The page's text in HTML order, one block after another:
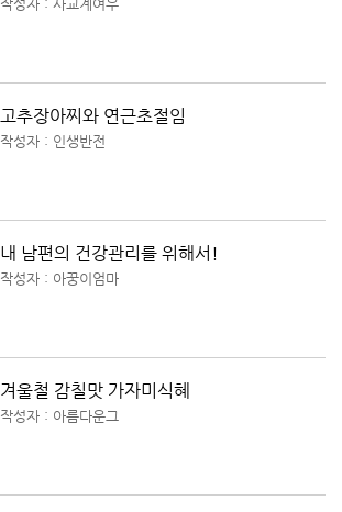
작성자 : 사교계여우
고추장아찌와 연근초절임
작성자 : 인생반전
내 남편의 건강관리를 위해서!
작성자 : 아꿍이엄마
겨울철 감칠맛 가자미식혜
작성자 : 아름다운그